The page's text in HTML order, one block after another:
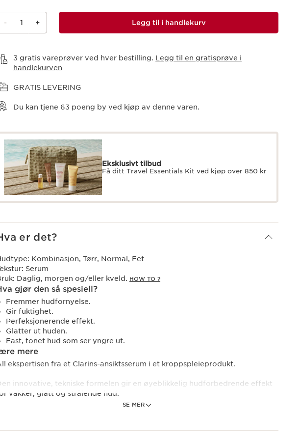
- 1 + Legg til i handlekurv
3 gratis vareprøver ved hver bestilling. Legg til en gratisprøve i
handlekurven
GRATIS LEVERING
Du kan tjene 63 poeng by ved kjøp av denne varen.
Eksklusivt tilbud
Få ditt Travel Essentials Kit ved kjøp over 850 kr
er det?
SE MER
Kombinasjon, Tørr, Normal, Fet
Serum
Daglig, morgen og/eller kveld. HOW TO ?
gjør den så spesiell?
Fremmer hudfornyelse.
Gir fuktighet.
Perfeksjonerende effekt.
Glatter ut huden.
Fast, tonet hud som ser yngre ut.
mere
ekspertisen fra et Clarins-ansiktsserum i et kroppspleieprodukt.
innovative, tekniske formelen gir en øyeblikkelig hudforbedrende effekt
vakker, glatt og strålende hud.
og elastisitet. Den virker på kroppens ungdomsmarkører : Dag for dag